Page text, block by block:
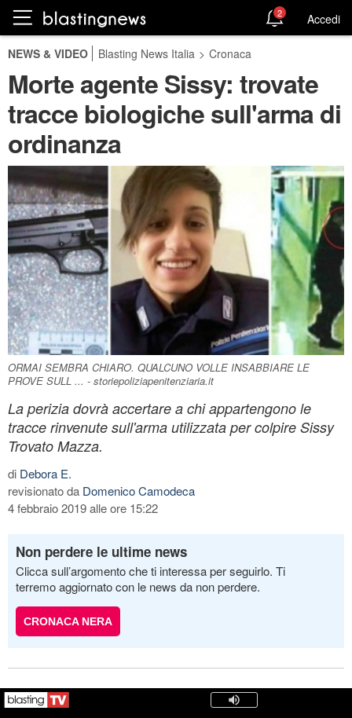
2 Accedi
NEWS & VIDEO Blasting News Italia > Cronaca
Morte agente Sissy: trovate
tracce biologiche sull'arma di
ordinanza
ORMAI SEMBRA CHIARO. QUALCUNO VOLLE INSABBIARE LE
PROVE SULL ... - storiepoliziapenitenziaria.it
La perizia dovrà accertare a chi appartengono le
tracce rinvenute sull'arma utilizzata per colpire Sissy
Trovato Mazza.
di Debora E.
revisionato da Domenico Camodeca
4 febbraio 2019 alle ore 15:22
Non perdere le ultime news
Clicca sull’argomento che ti interessa per seguirlo. Ti
terremo aggiornato con le news da non perdere.
CRONACA NERA